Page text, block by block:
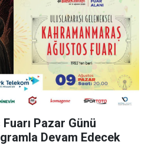
Pazar Günü
Devam Edecek